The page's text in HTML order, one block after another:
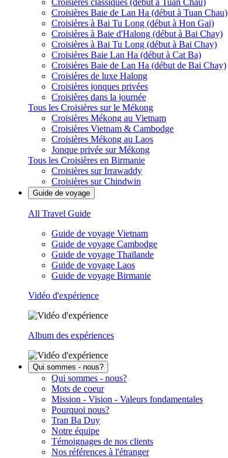
Croisières classiques (début à Tuan Chau)
Croisières Baie de Lan Ha (début à Tuan Chau)
Croisières à Bai Tu Long (début à Hon Gai)
Croisières à Baie d'Halong (début à Bai Chay)
Croisières à Bai Tu Long (début à Bai Chay)
Croisières Baie Lan Ha (début à Cat Ba)
Croisières Baie de Lan Ha (début de Bai Chay)
Croisières de luxe Halong
Croisières jonques privées
Croisières dans la journée
Tous les Croisières sur le Mékong
Croisières Mékong au Vietnam
Croisières Vietnam & Cambodge
Croisières Mékong au Laos
Jonque privée sur Mékong
Tous les Croisières en Birmanie
Croisières sur Irrawaddy
Croisières sur Chindwin
Guide de voyage
All Travel Guide
Guide de voyage Vietnam
Guide de voyage Cambodge
Guide de voyage Thaïlande
Guide de voyage Laos
Guide de voyage Birmanie
Vidéo d'expérience
Album des expériences
Qui sommes - nous?
Qui sommes - nous?
Mots de coeur
Mission - Vision - Valeurs fondamentales
Pourquoi nous?
Tran Ba Duy
Notre équipe
Témoignages de nos clients
Nos références à l'étranger